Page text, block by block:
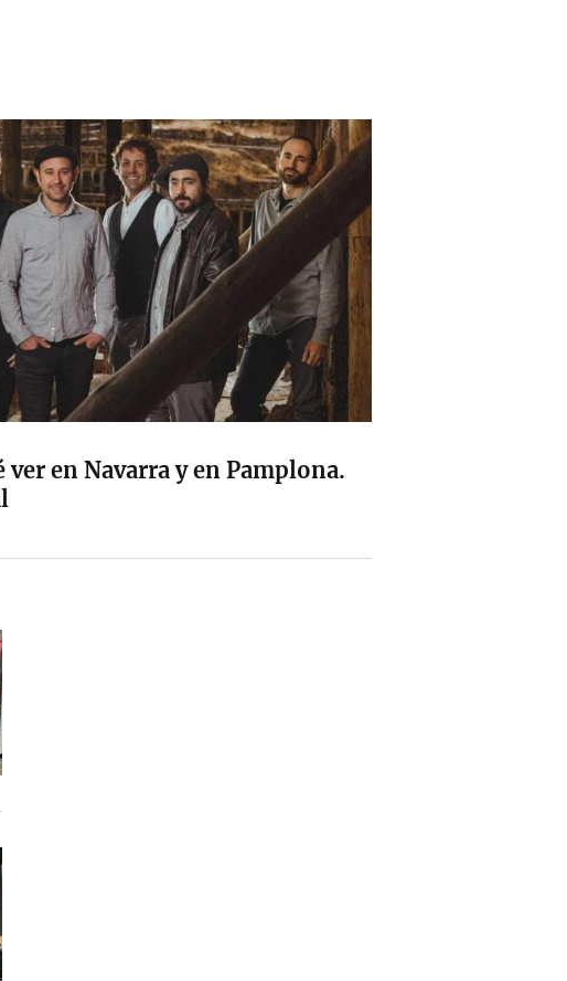
ver en Navarra y en Pamplona.